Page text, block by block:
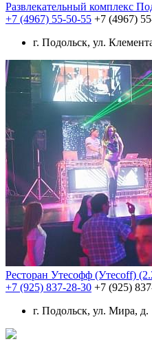
Развлекательный комплекс
+7 (4967) 55-50-55 +7 (4967)
г. Подольск, ул.
Ресторан Утесофф (Утесоff)
+7 (925) 837-28-30 +7 (925)
г. Подольск, ул. Мира, д.